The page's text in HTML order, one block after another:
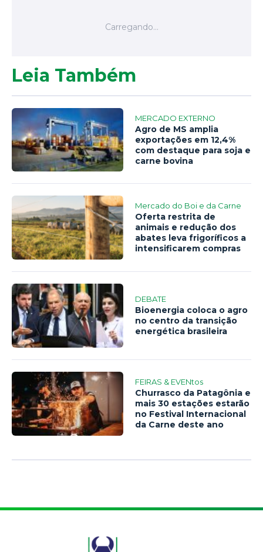
Leia Também
MERCADO EXTERNO
Agro de MS amplia
exportações em 12,4%
com destaque para soja e
carne bovina
Mercado do Boi e da Carne
Oferta restrita de
animais e redução dos
abates leva frigoríficos a
intensificarem compras
DEBATE
Bioenergia coloca o agro
no centro da transição
energética brasileira
FEIRAS & EVENtos
Churrasco da Patagônia e
mais 30 estações estarão
no Festival Internacional
da Carne deste ano